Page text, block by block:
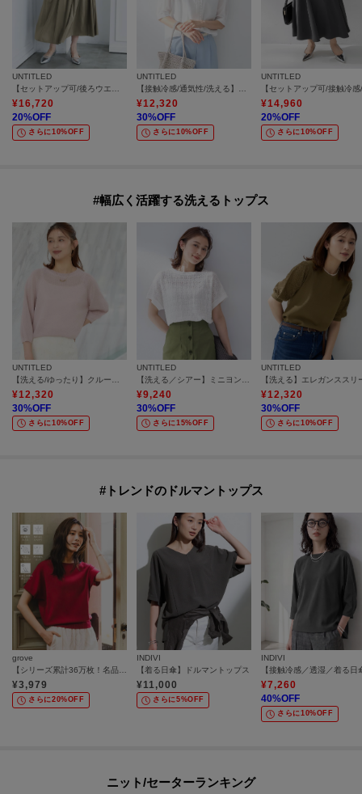
UNTITLED
【セットアップ可/後ろウエストゴム/光沢感】ローンフレアスカート
¥16,720
20%OFF
さらに10%OFF
UNTITLED
【接触冷感/通気性/洗える】スタンドカラーフリルブラウス
¥12,320
30%OFF
さらに10%OFF
UNTITLED
¥14,960
20%OFF
さらに10%OFF
#幅広く活躍する洗えるトップス
UNTITLED
¥12,320
30%OFF
さらに10%OFF
UNTITLED
¥9,240
30%OFF
さらに15%OFF
UNTITLED
¥12,320
30%OFF
さらに10%OFF
#トレンドのドルマントップス
grove
【シリーズ累計36万枚！名品ニット】やわらかドライタッチ ドルマンニット
¥3,979
さらに20%OFF
INDIVI
【着る日傘】ドルマントップス
¥11,000
さらに5%OFF
INDIVI
¥7,260
40%OFF
さらに10%OFF
ニット/セーターランキング